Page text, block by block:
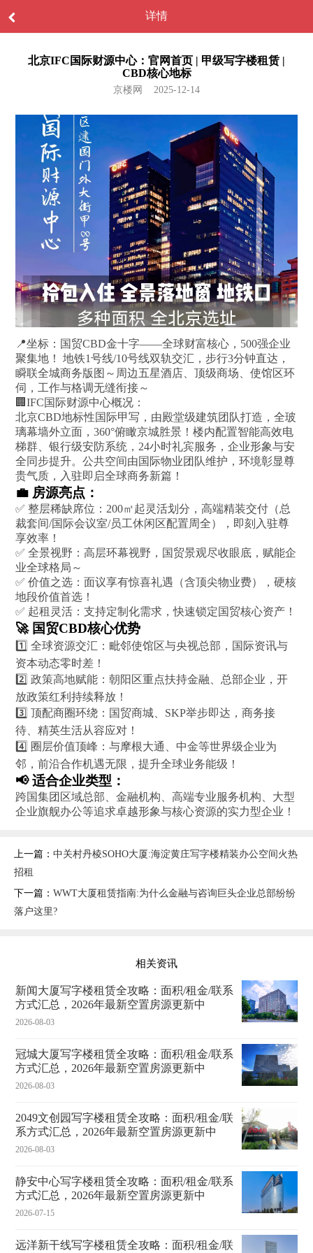
详情
北京IFC国际财源中心：官网首页 | 甲级写字楼租赁 |
CBD核心地标
京楼网 2025-12-14
📍坐标：国贸CBD金十字——全球财富核心，500强企业
聚集地！ 地铁1号线/10号线双轨交汇，步行3分钟直达，
瞬联全城商务版图～周边五星酒店、顶级商场、使馆区环
伺，工作与格调无缝衔接～
🏢IFC国际财源中心概况：
北京CBD地标性国际甲写，由殿堂级建筑团队打造，全玻
璃幕墙外立面，360°俯瞰京城胜景！楼内配置智能高效电
梯群、银行级安防系统，24小时礼宾服务，企业形象与安
全同步提升。公共空间由国际物业团队维护，环境彰显尊
贵气质，入驻即启全球商务新篇！
💼 房源亮点：
✅ 整层稀缺席位：200㎡起灵活划分，高端精装交付（总
裁套间/国际会议室/员工休闲区配置周全），即刻入驻尊
享效率！
✅ 全景视野：高层环幕视野，国贸景观尽收眼底，赋能企
业全球格局～
✅ 价值之选：面议享有惊喜礼遇（含顶尖物业费），硬核
地段价值首选！
✅ 起租灵活：支持定制化需求，快速锁定国贸核心资产！
🚀 国贸CBD核心优势
1️⃣ 全球资源交汇：毗邻使馆区与央视总部，国际资讯与
资本动态零时差！
2️⃣ 政策高地赋能：朝阳区重点扶持金融、总部企业，开
放政策红利持续释放！
3️⃣ 顶配商圈环绕：国贸商城、SKP举步即达，商务接
待、精英生活从容应对！
4️⃣ 圈层价值顶峰：与摩根大通、中金等世界级企业为
邻，前沿合作机遇无限，提升全球业务能级！
📢 适合企业类型：
跨国集团区域总部、金融机构、高端专业服务机构、大型
企业旗舰办公等追求卓越形象与核心资源的实力型企业！
上一篇： 中关村丹棱SOHO大厦:海淀黄庄写字楼精装办公空间火热
招租
下一篇： WWT大厦租赁指南:为什么金融与咨询巨头企业总部纷纷
落户这里?
相关资讯
新闻大厦写字楼租赁全攻略：面积/租金/联系
方式汇总，2026年最新空置房源更新中
2026-08-03
冠城大厦写字楼租赁全攻略：面积/租金/联系
方式汇总，2026年最新空置房源更新中
2026-08-03
2049文创园写字楼租赁全攻略：面积/租金/联
系方式汇总，2026年最新空置房源更新中
2026-08-03
静安中心写字楼租赁全攻略：面积/租金/联系
方式汇总，2026年最新空置房源更新中
2026-07-15
远洋新干线写字楼租赁全攻略：面积/租金/联